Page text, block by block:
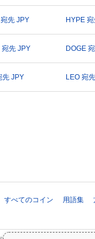
先 JPY HYPE
宛先 JPY DOGE
先 JPY LEO 宛
すべてのコイン 用語集